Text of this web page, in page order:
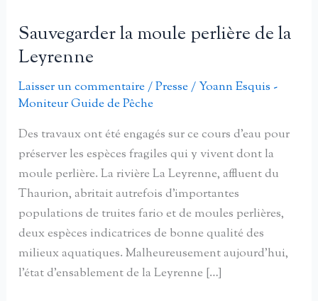
Sauvegarder la moule perlière de la
Leyrenne
Laisser un commentaire/Presse/Yoann Esquis -
Moniteur Guide de Pêche
Des travaux ont été engagés sur ce cours d’eau pour
préserver les espèces fragiles qui y vivent dont la
moule perlière. La rivière La Leyrenne, affluent du
Thaurion, abritait autrefois d’importantes
populations de truites fario et de moules perlières,
deux espèces indicatrices de bonne qualité des
milieux aquatiques. Malheureusement aujourd’hui,
l’état d’ensablement de la Leyrenne […]